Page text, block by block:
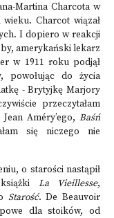
Martina Charcota w
Charcot wiązał
I dopiero w reakcji
amerykański lekarz
w 1911 roku podjął
powołując do życia
- Brytyjkę Marjory
przeczytałam
Améry’ego, Baśń
się niczego nie
o starości nastąpił
La Vieillesse,
Starość. De Beauvoir
dla stoików, od